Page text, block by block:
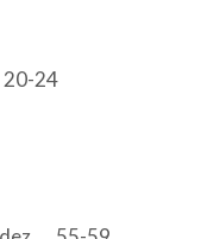
20-24